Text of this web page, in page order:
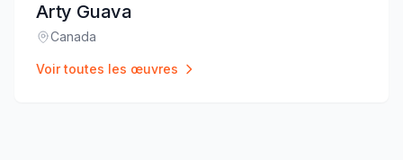
Arty Guava
Lieu:
Canada
Voir toutes les œuvres